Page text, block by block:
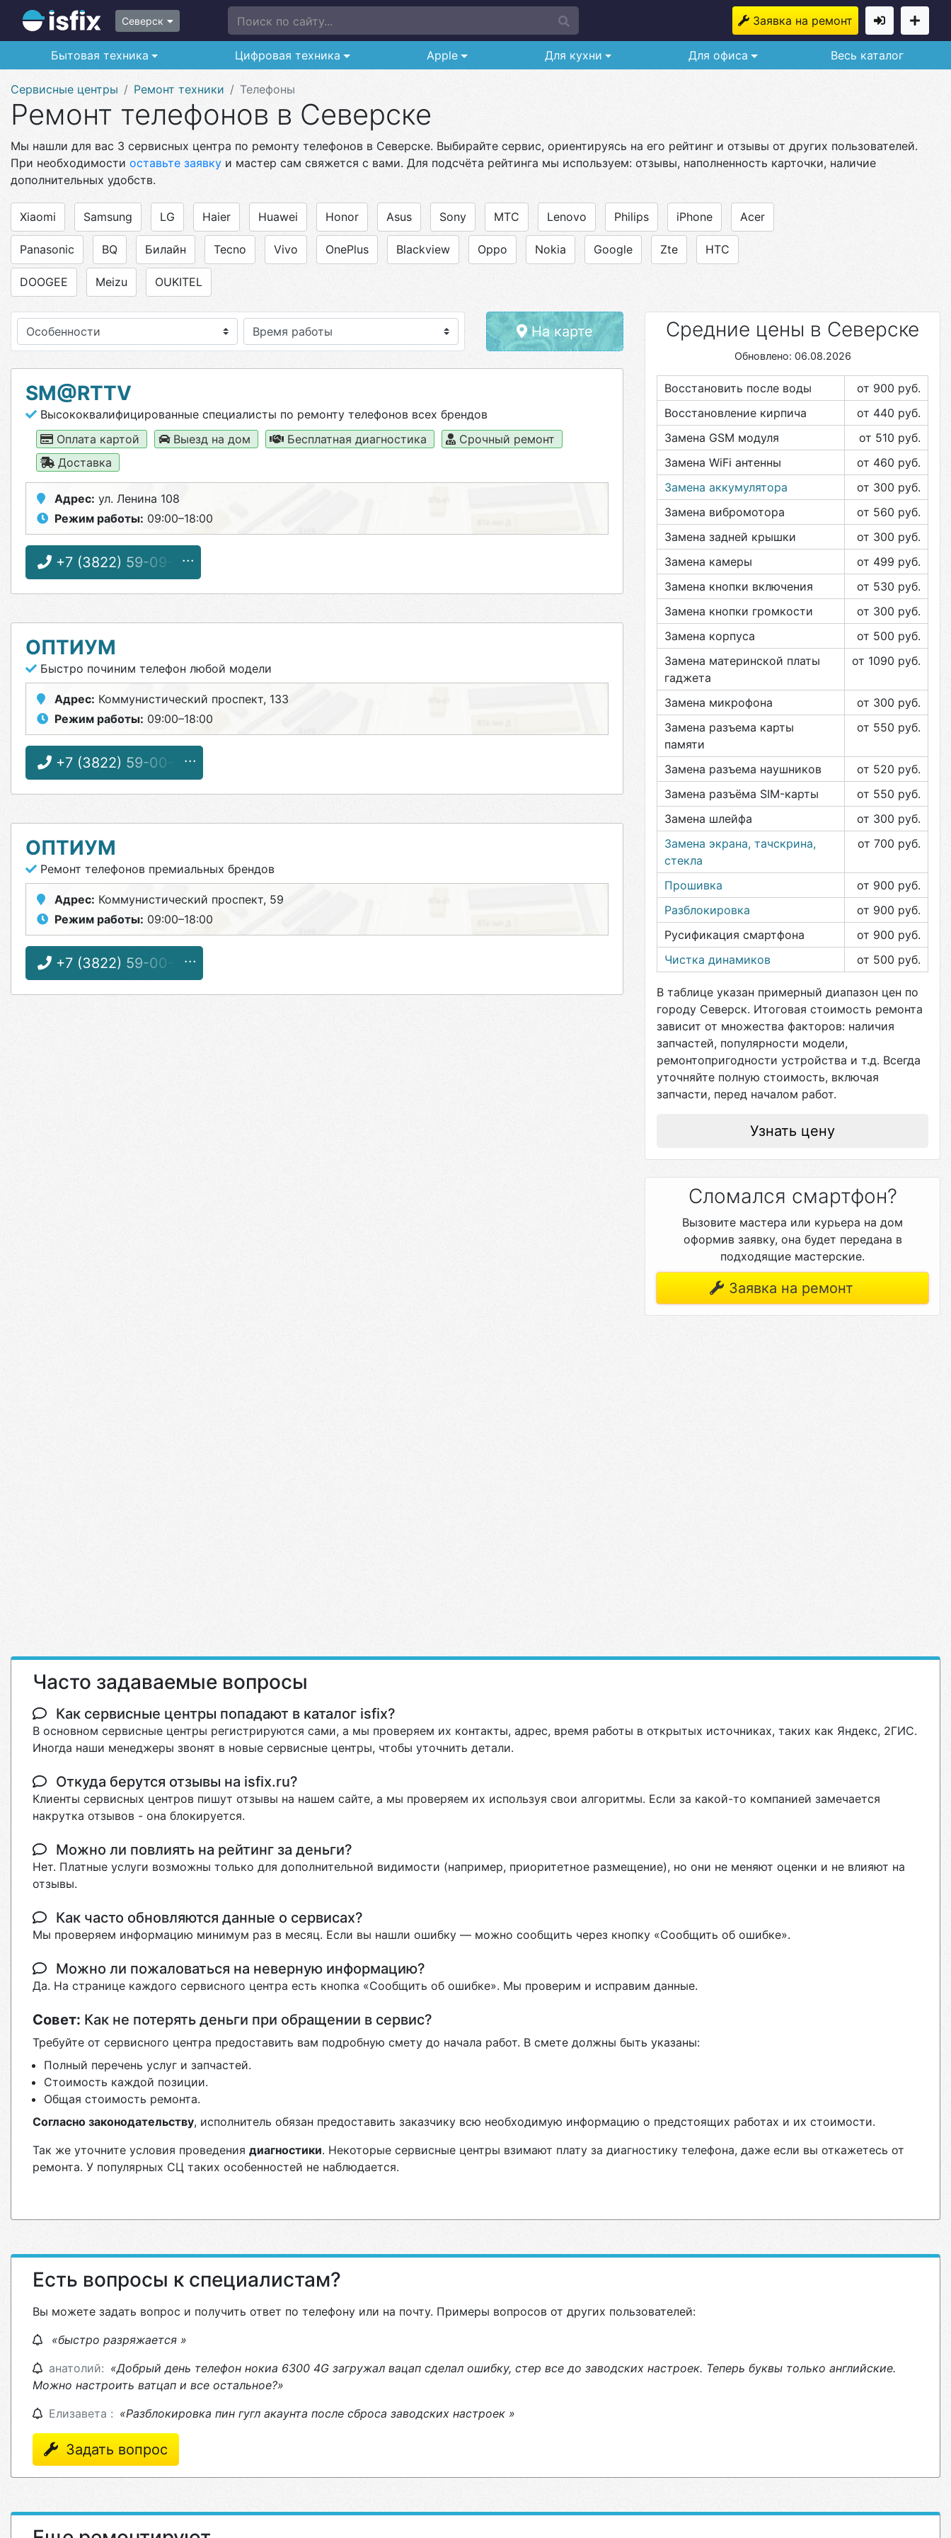
Северск Поиск по сайту... Заявка на ремонт
Бытовая техника Цифровая техника Apple Для кухни Для офиса Весь каталог
Сервисные центры Ремонт техники Телефоны
Ремонт телефонов в Северске
Мы нашли для вас 3 сервисных центра по ремонту телефонов в Северске. Выбирайте сервис, ориентируясь на его рейтинг и отзывы от других пользователей.
При необходимости оставьте заявку и мастер сам свяжется с вами. Для подсчёта рейтинга мы используем: отзывы, наполненность карточки, наличие
дополнительных удобств.
Xiaomi Samsung LG Haier Huawei Honor Asus Sony МТС Lenovo Philips iPhone Acer
Panasonic BQ Билайн Tecno Vivo OnePlus Blackview Oppo Nokia Google Zte HTC
DOOGEE Meizu OUKITEL
Особенности На карте
SM@RTTV
Высококвалифицированные специалисты по ремонту телефонов всех брендов
Оплата картой
Выезд на дом Бесплатная диагностика
Срочный ремонт
Доставка
Адрес: ул. Ленина 108
Режим работы: 09:00–18:00
+7 (3822) 59-09-01
ОПТИУМ
Быстро починим телефон любой модели
Адрес: Коммунистический проспект, 133
Режим работы: 09:00–18:00
+7 (3822) 59-00-59
ОПТИУМ
Ремонт телефонов премиальных брендов
Адрес: Коммунистический проспект, 59
Режим работы: 09:00–18:00
+7 (3822) 59-00-59
Средние цены в Северске
Обновлено: 06.08.2026
Восстановить после воды от 900 руб.
Восстановление кирпича
от 440 руб.
Замена GSM модуля
от 510 руб.
Замена WiFi антенны
от 460 руб.
Замена аккумулятора
от 300 руб.
Замена вибромотора
от 560 руб.
Замена задней крышки
от 300 руб.
Замена камеры
от 499 руб.
Замена кнопки включения
от 530 руб.
Замена кнопки громкости
от 300 руб.
Замена корпуса
от 500 руб.
Замена материнской платы
гаджета
от 1090 руб.
Замена микрофона от 300 руб.
Замена разъема карты
памяти
от 550 руб.
Замена разъема наушников от 520 руб.
Замена разъёма SIM-карты
от 550 руб.
Замена шлейфа
от 300 руб.
Замена экрана, тачскрина,
стекла
от 700 руб.
Прошивка от 900 руб.
Разблокировка
от 900 руб.
Русификация смартфона
от 900 руб.
Чистка динамиков
от 500 руб.
В таблице указан примерный диапазон цен по
городу Северск. Итоговая стоимость ремонта
зависит от множества факторов: наличия
запчастей, популярности модели,
ремонтопригодности устройства и т.д. Всегда
уточняйте полную стоимость, включая
запчасти, перед началом работ.
Узнать цену
Сломался смартфон?
Вызовите мастера или курьера на дом
оформив заявку, она будет передана в
подходящие мастерские.
Заявка на ремонт
Часто задаваемые вопросы
Как сервисные центры попадают в каталог isfix?
В основном сервисные центры регистрируются сами, а мы проверяем их контакты, адрес, время работы в открытых источниках, таких как Яндекс, 2ГИС.
Иногда наши менеджеры звонят в новые сервисные центры, чтобы уточнить детали.
Откуда берутся отзывы на isfix.ru?
Клиенты сервисных центров пишут отзывы на нашем сайте, а мы проверяем их используя свои алгоритмы. Если за какой-то компанией замечается
накрутка отзывов - она блокируется.
Можно ли повлиять на рейтинг за деньги?
Нет. Платные услуги возможны только для дополнительной видимости (например, приоритетное размещение), но они не меняют оценки и не влияют на
отзывы.
Как часто обновляются данные о сервисах?
Мы проверяем информацию минимум раз в месяц. Если вы нашли ошибку — можно сообщить через кнопку «Сообщить об ошибке».
Можно ли пожаловаться на неверную информацию?
Да. На странице каждого сервисного центра есть кнопка «Сообщить об ошибке». Мы проверим и исправим данные.
Совет: Как не потерять деньги при обращении в сервис?
Требуйте от сервисного центра предоставить вам подробную смету до начала работ. В смете должны быть указаны:
Полный перечень услуг и запчастей.
Стоимость каждой позиции.
Общая стоимость ремонта.
Согласно законодательству, исполнитель обязан предоставить заказчику всю необходимую информацию о предстоящих работах и их стоимости.
Так же уточните условия проведения диагностики. Некоторые сервисные центры взимают плату за диагностику телефона, даже если вы откажетесь от
ремонта. У популярных СЦ таких особенностей не наблюдается.
Есть вопросы к специалистам?
Вы можете задать вопрос и получить ответ по телефону или на почту. Примеры вопросов от других пользователей:
«быстро разряжается »
анатолий: «Добрый день телефон нокиа 6300 4G загружал вацап сделал ошибку, стер все до заводских настроек. Теперь буквы только английские.
Можно настроить ватцап и все остальное?»
Елизавета : «Разблокировка пин гугл акаунта после сброса заводских настроек »
Задать вопрос